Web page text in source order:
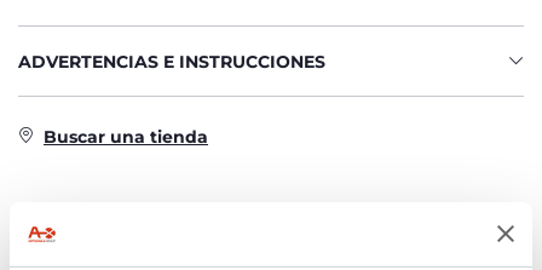
ADVERTENCIAS E INSTRUCCIONES
Buscar una tienda
CARACTERÍSTICAS DEL PRODUCTO